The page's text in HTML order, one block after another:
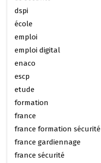
dspi
école
emploi
emploi digital
enaco
escp
etude
formation
france
france formation sécurité
france gardiennage
france sécurité